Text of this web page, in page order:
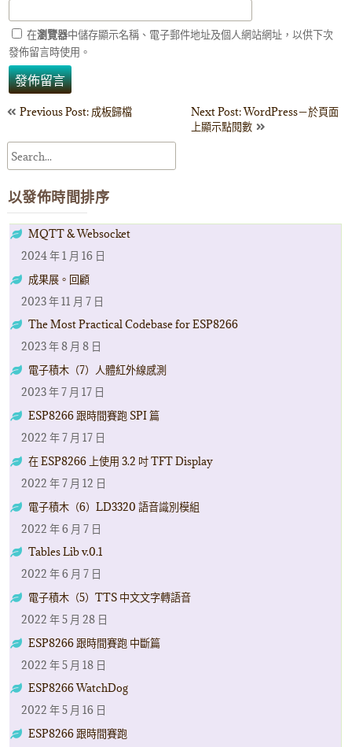
在瀏覽器中儲存顯示名稱、電子郵件地址及個人網站網址，以供下次
發佈留言時使用。
文
章
導
覽
Previous Post: 成板歸檔
Next Post: WordPress－於頁面
上顯示點閱數
以發佈時間排序
MQTT & Websocket
2024 年 1 月 16 日
成果展。回顧
2023 年 11 月 7 日
The Most Practical Codebase for ESP8266
2023 年 8 月 8 日
電子積木（7）人體紅外線感測
2023 年 7 月 17 日
ESP8266 跟時間賽跑 SPI 篇
2022 年 7 月 17 日
在 ESP8266 上使用 3.2 吋 TFT Display
2022 年 7 月 12 日
電子積木（6）LD3320 語音識別模組
2022 年 6 月 7 日
Tables Lib v.0.1
2022 年 6 月 7 日
電子積木（5）TTS 中文文字轉語音
2022 年 5 月 28 日
ESP8266 跟時間賽跑 中斷篇
2022 年 5 月 18 日
ESP8266 WatchDog
2022 年 5 月 16 日
ESP8266 跟時間賽跑